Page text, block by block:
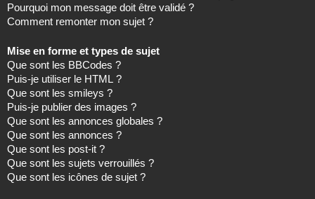
Pourquoi mon message doit être validé ?
Comment remonter mon sujet ?
Mise en forme et types de sujet
Que sont les BBCodes ?
Puis-je utiliser le HTML ?
Que sont les smileys ?
Puis-je publier des images ?
Que sont les annonces globales ?
Que sont les annonces ?
Que sont les post-it ?
Que sont les sujets verrouillés ?
Que sont les icônes de sujet ?